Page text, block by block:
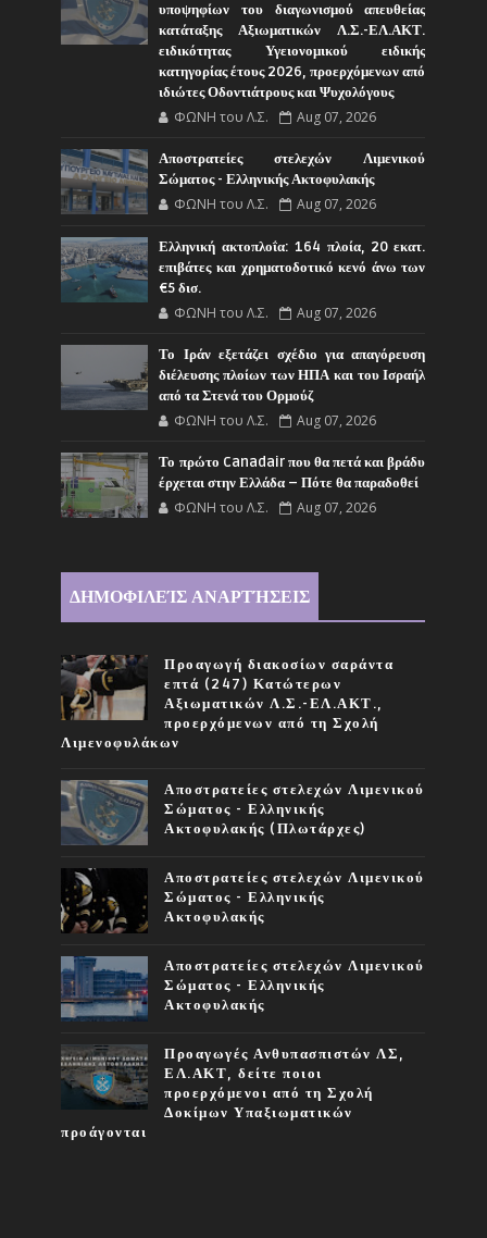
υποψηφίων του διαγωνισμού απευθείας
κατάταξης Αξιωματικών Λ.Σ.-ΕΛ.ΑΚΤ.
ειδικότητας Υγειονομικού ειδικής
κατηγορίας έτους 2026, προερχόμενων από
ιδιώτες Οδοντιάτρους και Ψυχολόγους
ΦΩΝΗ του Λ.Σ. Aug 07, 2026
Αποστρατείες στελεχών Λιμενικού
Σώματος - Ελληνικής Ακτοφυλακής
ΦΩΝΗ του Λ.Σ. Aug 07, 2026
Ελληνική ακτοπλοΐα: 164 πλοία, 20 εκατ.
επιβάτες και χρηματοδοτικό κενό άνω των
€5 δισ.
ΦΩΝΗ του Λ.Σ. Aug 07, 2026
Το Ιράν εξετάζει σχέδιο για απαγόρευση
διέλευσης πλοίων των ΗΠΑ και του Ισραήλ
από τα Στενά του Ορμούζ
ΦΩΝΗ του Λ.Σ. Aug 07, 2026
Το πρώτο Canadair που θα πετά και βράδυ
έρχεται στην Ελλάδα – Πότε θα παραδοθεί
ΦΩΝΗ του Λ.Σ. Aug 07, 2026
ΔΗΜΟΦΙΛΕΊΣ ΑΝΑΡΤΉΣΕΙΣ
Προαγωγή διακοσίων σαράντα
επτά (247) Κατώτερων
Αξιωματικών Λ.Σ.-ΕΛ.ΑΚΤ.,
προερχόμενων από τη Σχολή
Λιμενοφυλάκων
Αποστρατείες στελεχών Λιμενικού
Σώματος - Ελληνικής
Ακτοφυλακής (Πλωτάρχες)
Αποστρατείες στελεχών Λιμενικού
Σώματος - Ελληνικής
Ακτοφυλακής
Αποστρατείες στελεχών Λιμενικού
Σώματος - Ελληνικής
Ακτοφυλακής
Προαγωγές Ανθυπασπιστών ΛΣ,
ΕΛ.ΑΚΤ, δείτε ποιοι
προερχόμενοι από τη Σχολή
Δοκίμων Υπαξιωματικών
προάγονται